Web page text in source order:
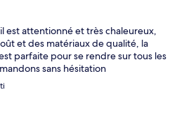
est attentionné et très chaleureux,
et des matériaux de qualité, la
parfaite pour se rendre sur tous les
sans hésitation